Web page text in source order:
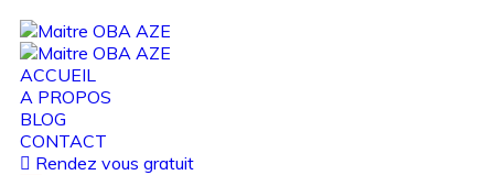
ACCUEIL
A PROPOS
BLOG
CONTACT
Rendez vous gratuit